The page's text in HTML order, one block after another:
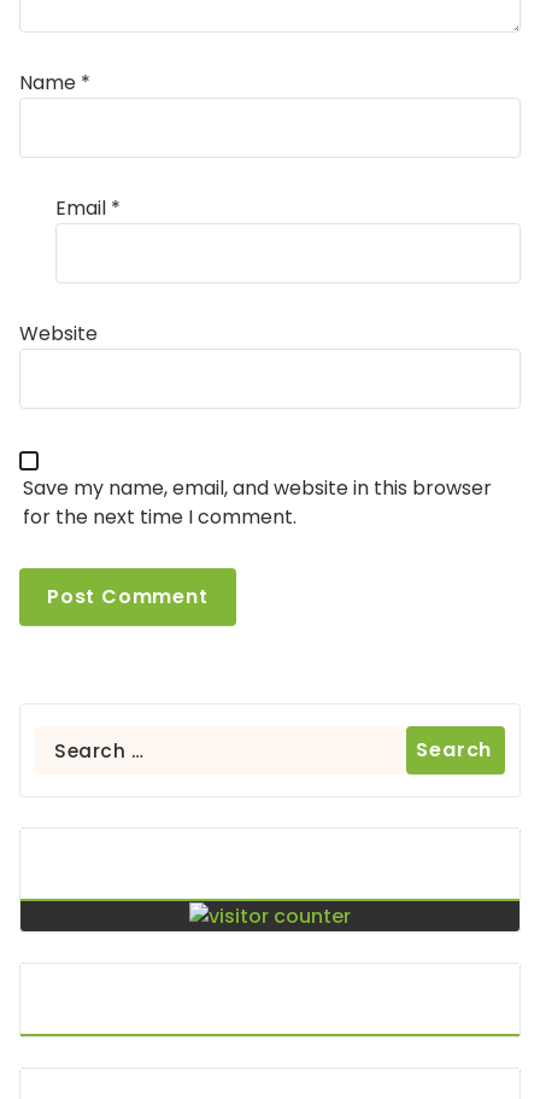
Name *
Email *
Website
Save my name, email, and website in this browser
for the next time I comment.
Search